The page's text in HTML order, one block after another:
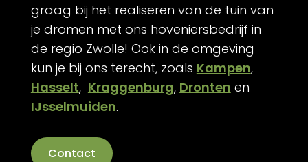
graag bij het realiseren van de tuin van
je dromen met ons hoveniersbedrijf in
de regio Zwolle! Ook in de omgeving
kun je bij ons terecht, zoals Kampen,
Hasselt, Kraggenburg, Dronten en
IJsselmuiden.
Contact